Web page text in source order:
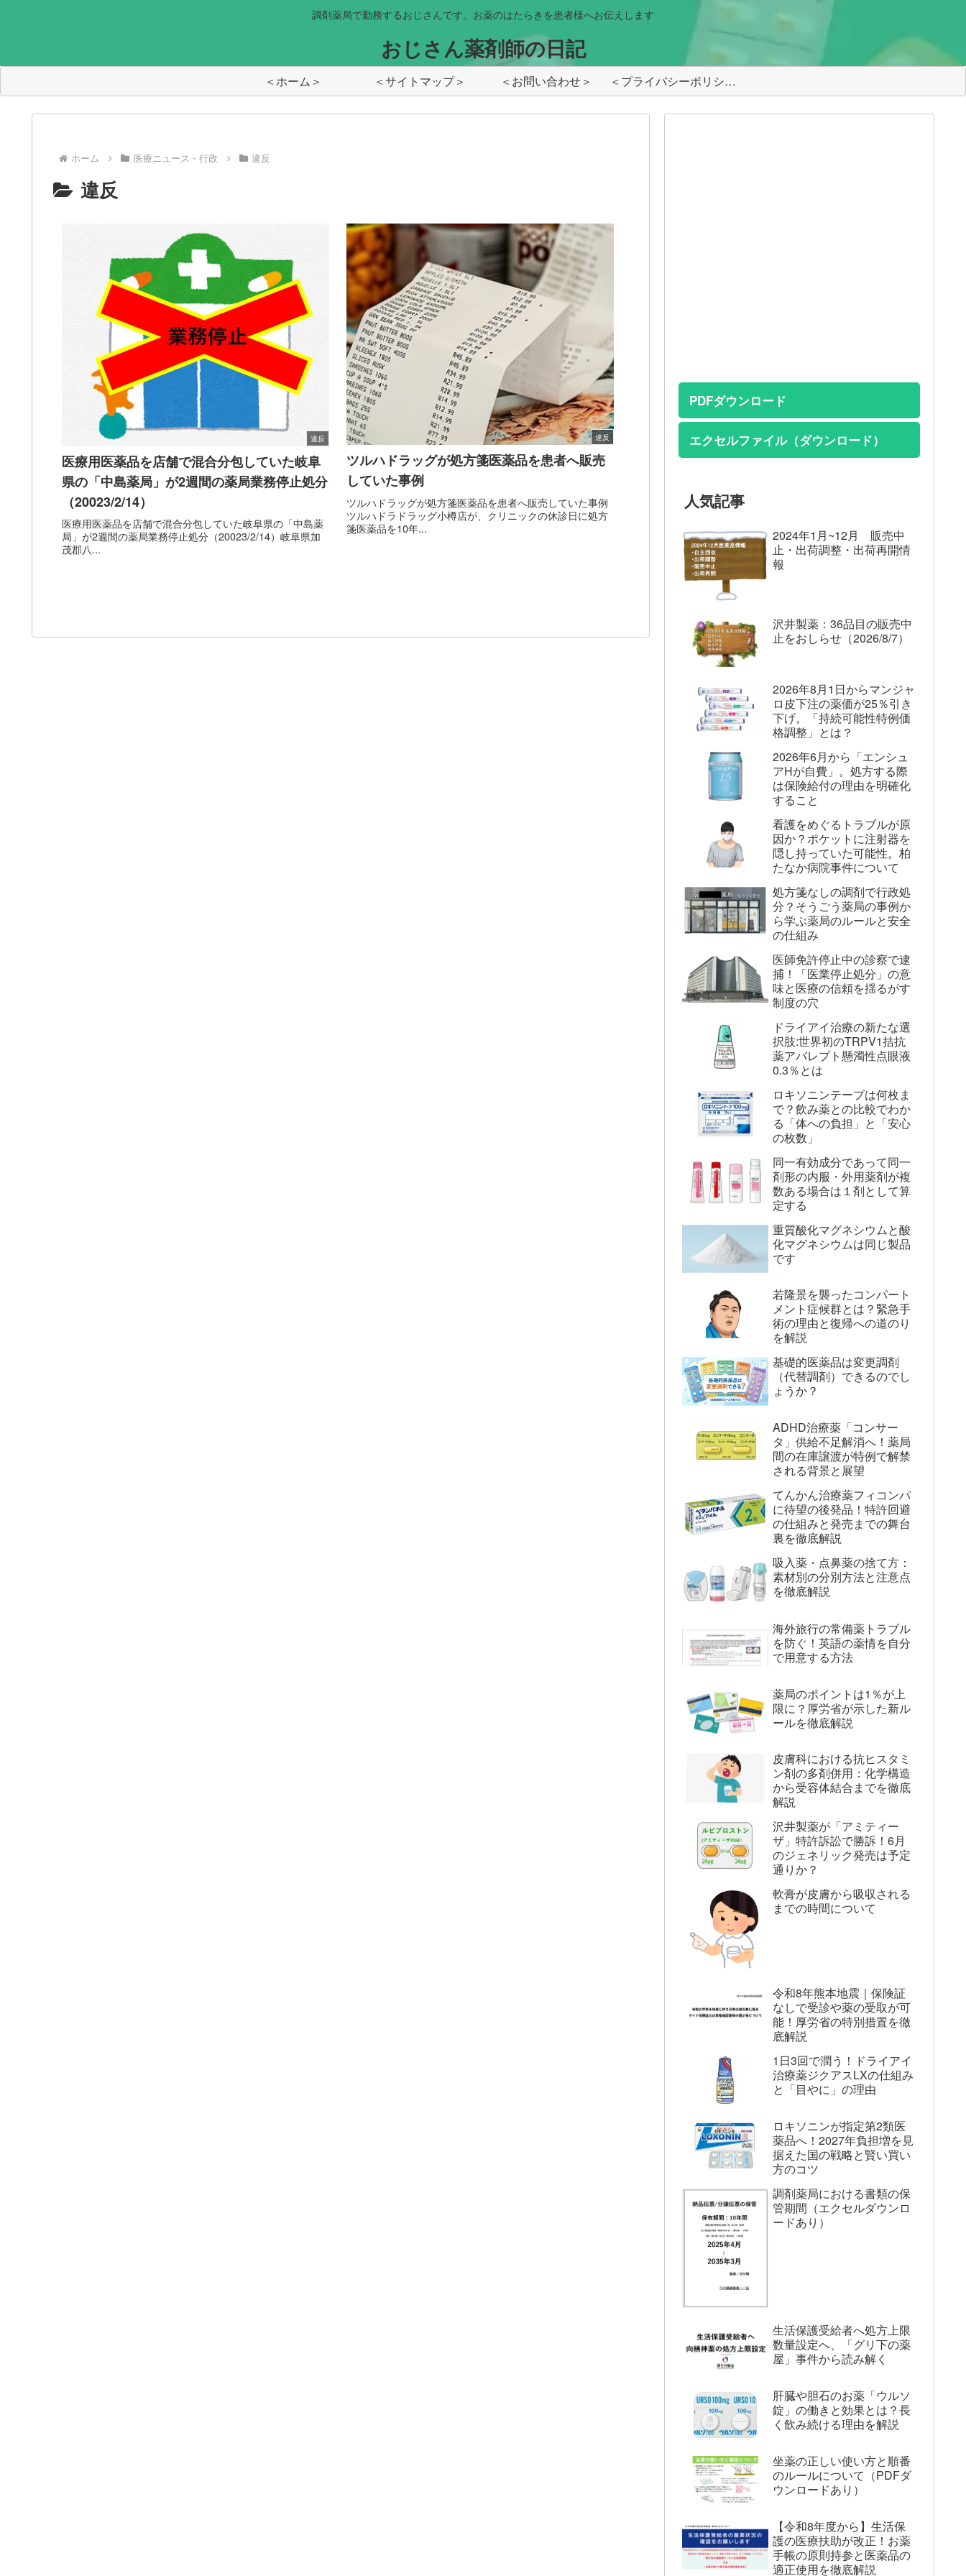
調剤薬局で勤務するおじさんです。お薬のはたらきを患者様へお伝えします
おじさん薬剤師の日記
＜ホーム＞ ＜サイトマップ＞ ＜お問い合わせ＞ ＜プライバシーポリシー＞
ホーム 医療ニュース・行政 違反
違反
違反
医療用医薬品を店舗で混合分包していた岐阜
県の「中島薬局」が2週間の薬局業務停止処分
（20023/2/14）
医療用医薬品を店舗で混合分包していた岐阜県の「中島薬
局」が2週間の薬局業務停止処分（20023/2/14）岐阜県加
茂郡八...
違反
ツルハドラッグが処方箋医薬品を患者へ販売
していた事例
ツルハドラッグが処方箋医薬品を患者へ販売していた事例
ツルハドラドラッグ小樽店が、クリニックの休診日に処方
箋医薬品を10年...
PDFダウンロード
エクセルファイル（ダウンロード）
人気記事
2024年1月~12月 販売中
止・出荷調整・出荷再開情
報
沢井製薬：36品目の販売中
止をおしらせ（2026/8/7）
2026年8月1日からマンジャ
ロ皮下注の薬価が25％引き
下げ。「持続可能性特例価
格調整」とは？
2026年6月から「エンシュ
アHが自費」。処方する際
は保険給付の理由を明確化
すること
看護をめぐるトラブルが原
因か？ポケットに注射器を
隠し持っていた可能性。柏
たなか病院事件について
処方箋なしの調剤で行政処
分？そうごう薬局の事例か
ら学ぶ薬局のルールと安全
の仕組み
医師免許停止中の診察で逮
捕！「医業停止処分」の意
味と医療の信頼を揺るがす
制度の穴
ドライアイ治療の新たな選
択肢:世界初のTRPV1拮抗
薬アバレプト懸濁性点眼液
0.3％とは
ロキソニンテープは何枚ま
で？飲み薬との比較でわか
る「体への負担」と「安心
の枚数」
同一有効成分であって同一
剤形の内服・外用薬剤が複
数ある場合は１剤として算
定する
重質酸化マグネシウムと酸
化マグネシウムは同じ製品
です
若隆景を襲ったコンパート
メント症候群とは？緊急手
術の理由と復帰への道のり
を解説
基礎的医薬品は変更調剤
（代替調剤）できるのでし
ょうか？
ADHD治療薬「コンサー
タ」供給不足解消へ！薬局
間の在庫譲渡が特例で解禁
される背景と展望
てんかん治療薬フィコンパ
に待望の後発品！特許回避
の仕組みと発売までの舞台
裏を徹底解説
吸入薬・点鼻薬の捨て方：
素材別の分別方法と注意点
を徹底解説
海外旅行の常備薬トラブル
を防ぐ！英語の薬情を自分
で用意する方法
薬局のポイントは1％が上
限に？厚労省が示した新ル
ールを徹底解説
皮膚科における抗ヒスタミ
ン剤の多剤併用：化学構造
から受容体結合までを徹底
解説
沢井製薬が「アミティー
ザ」特許訴訟で勝訴！6月
のジェネリック発売は予定
通りか？
軟膏が皮膚から吸収される
までの時間について
令和8年熊本地震｜保険証
なしで受診や薬の受取が可
能！厚労省の特別措置を徹
底解説
1日3回で潤う！ドライアイ
治療薬ジクアスLXの仕組み
と「目やに」の理由
ロキソニンが指定第2類医
薬品へ！2027年負担増を見
据えた国の戦略と賢い買い
方のコツ
調剤薬局における書類の保
管期間（エクセルダウンロ
ードあり）
生活保護受給者へ処方上限
数量設定へ、「グリ下の薬
屋」事件から読み解く
肝臓や胆石のお薬「ウルソ
錠」の働きと効果とは？長
く飲み続ける理由を解説
坐薬の正しい使い方と順番
のルールについて（PDFダ
ウンロードあり）
【令和8年度から】生活保
護の医療扶助が改正！お薬
手帳の原則持参と医薬品の
適正使用を徹底解説